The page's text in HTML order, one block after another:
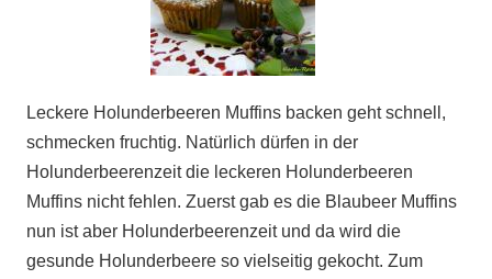
Leckere Holunderbeeren Muffins backen geht schnell,
schmecken fruchtig. Natürlich dürfen in der
Holunderbeerenzeit die leckeren Holunderbeeren
Muffins nicht fehlen. Zuerst gab es die Blaubeer Muffins
nun ist aber Holunderbeerenzeit und da wird die
gesunde Holunderbeere so vielseitig gekocht. Zum